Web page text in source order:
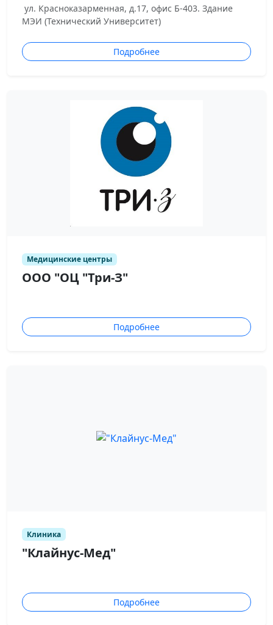
ул. Красноказарменная, д.17, офис Б-403. Здание
МЭИ (Технический Университет)
Подробнее
Медицинские центры
ООО "ОЦ "Три-З"
Подробнее
Клиника
"Клайнус-Мед"
Подробнее